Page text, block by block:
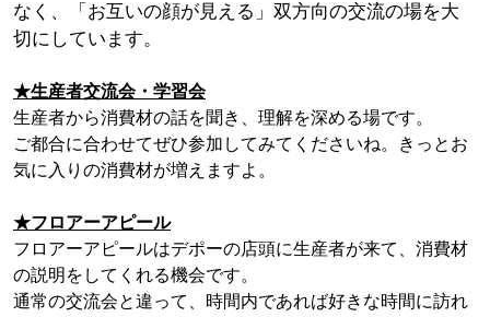
なく、「お互いの顔が見える」双方向の交流の場を大
切にしています。
★生産者交流会・学習会
生産者から消費材の話を聞き、理解を深める場です。
ご都合に合わせてぜひ参加してみてくださいね。きっとお
気に入りの消費材が増えますよ。
★フロアーアピール
フロアーアピールはデポーの店頭に生産者が来て、消費材
の説明をしてくれる機会です。
通常の交流会と違って、時間内であれば好きな時間に訪れ